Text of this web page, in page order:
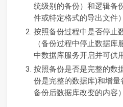
统级别的备份）和逻辑备
件或特定格式的导出文件
按照备份过程中是否停止
（备份过程中停止数据
中数据库服务开启并可供
按照备份是否是完整的数
份是完整的数据库)和增
备份后数据库改变的内容）